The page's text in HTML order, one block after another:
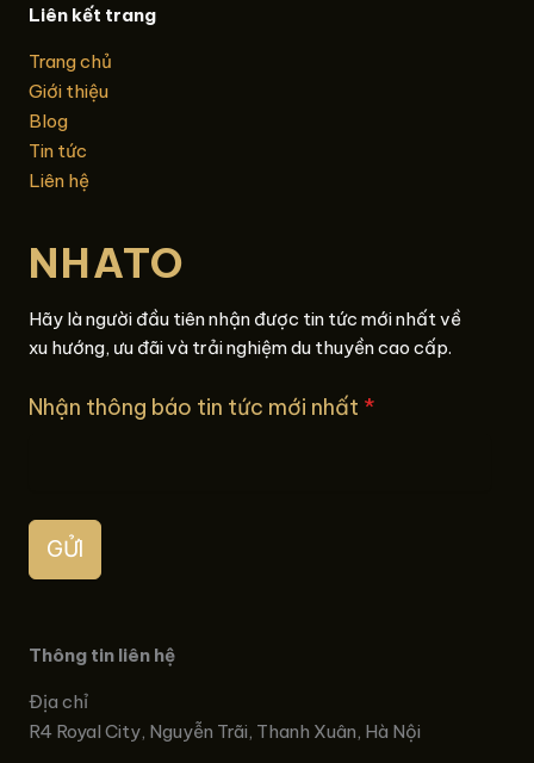
Liên kết trang
Trang chủ
Giới thiệu
Blog
Tin tức
Liên hệ
NHATO
Hãy là người đầu tiên nhận được tin tức mới nhất về
xu hướng, ưu đãi và trải nghiệm du thuyền cao cấp.
Nhận thông báo tin tức mới nhất *
GỬI
Thông tin liên hệ
Địa chỉ
R4 Royal City, Nguyễn Trãi, Thanh Xuân, Hà Nội